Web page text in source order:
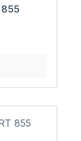
855